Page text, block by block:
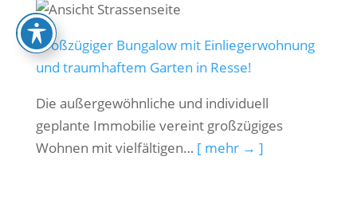
Großzügiger Bungalow mit Einliegerwohnung
und traumhaftem Garten in Resse!
Die außergewöhnliche und individuell
geplante Immobilie vereint großzügiges
Wohnen mit vielfältigen… [ mehr → ]